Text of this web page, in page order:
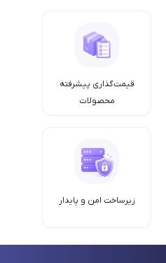
قیمت‌گذاری پیشرفته
محصولات
زیرساخت امن‌ و پایدار